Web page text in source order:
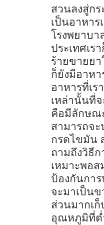
สวนลงสู่กร
เป็นอาหาร
โรงพยาบ
ประเทศเร
ร้ายขายย
ก็ยังมีอาห
อาหารที่เ
เหล่านั้นที่
คือมีลักษณ
สามารถจ
กรดไขมัน
ถามถึงวิธี
เหมาะพอ
ป้องกันกา
จะมาเป็น
ส่วนมากเ
อุณหภูมิที่ต่